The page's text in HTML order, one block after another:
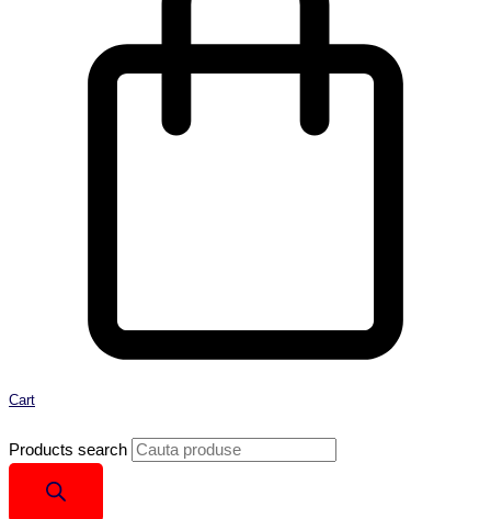
Cart
Products search